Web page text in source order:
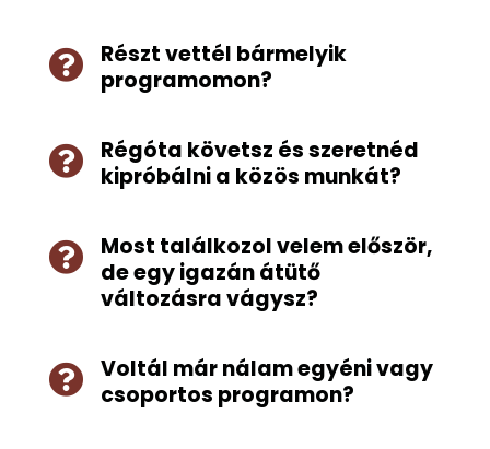

Részt vettél bármelyik
programomon?

Régóta követsz és szeretnéd
kipróbálni a közös munkát?

Most találkozol velem először,
de egy igazán átütő
változásra vágysz?
 Voltál már nálam egyéni vagy
csoportos programon?